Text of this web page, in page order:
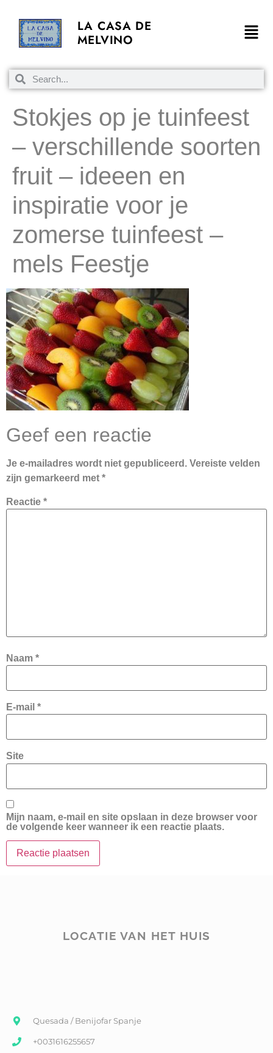
LA CASA DE
MELVINO
Stokjes op je tuinfeest
– verschillende soorten
fruit – ideeen en
inspiratie voor je
zomerse tuinfeest –
mels Feestje
Geef een reactie
Je e-mailadres wordt niet gepubliceerd. Vereiste velden
zijn gemarkeerd met *
Reactie *
Naam *
E-mail *
Site
Mijn naam, e-mail en site opslaan in deze browser voor
de volgende keer wanneer ik een reactie plaats.
LOCATIE VAN HET HUIS
Quesada / Benijofar Spanje
+0031616255657